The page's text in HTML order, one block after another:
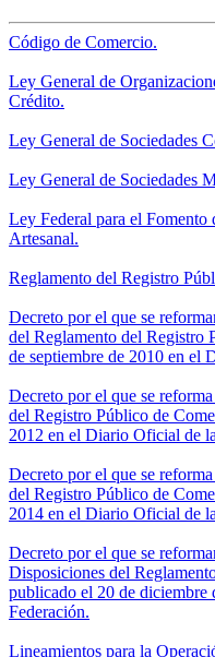
Código de Comercio.
Ley General de
Crédito.
Ley General de Sociedades
Ley General de Sociedades
Ley Federal para el
Artesanal.
Reglamento del Registro
Decreto por el que se
del Reglamento del Registro
de septiembre de 2010 en el
Decreto por el que se
del Registro Público de
2012 en el Diario Oficial de
Decreto por el que se
del Registro Público de
2014 en el Diario Oficial de
Decreto por el que se
Disposiciones del
publicado el 20 de
Federación.
Lineamientos para la